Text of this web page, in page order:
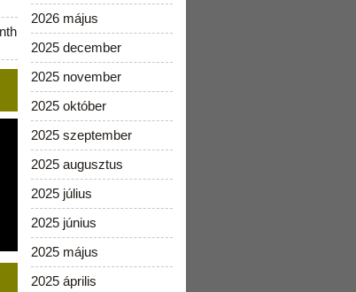
2026 május
2025 december
2025 november
2025 október
2025 szeptember
2025 augusztus
2025 július
2025 június
2025 május
2025 április